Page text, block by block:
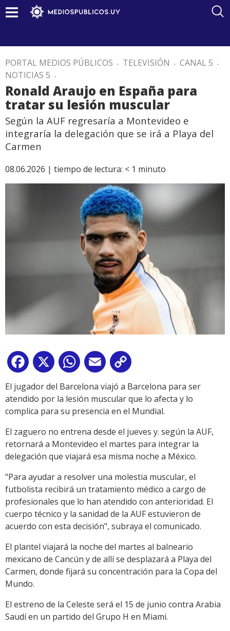
PORTAL MEDIOS PÚBLICOS . TELEVISIÓN . CANAL 5 .
NOTICIAS 5 .
Ronald Araujo en España para
tratar su lesión muscular
Según la AUF regresaría a Montevideo e
integraría la delegación que se irá a Playa del
Carmen
08.06.2026 | tiempo de lectura: < 1 minuto
Facebook
X WhatsApp
Email
Link
El jugador del Barcelona viajó a Barcelona para ser
atendido por la lesión muscular que lo afecta y lo
complica para su presencia en el Mundial.
El zaguero no entrena desde el jueves y. según la AUF,
retornará a Montevideo el martes para integrar la
delegación que viajará esa misma noche a México.
"Para ayudar a resolver una molestia muscular, el
futbolista recibirá un tratamiento médico a cargo de
profesionales que lo han atendido con anterioridad. El
cuerpo técnico y la sanidad de la AUF estuvieron de
acuerdo con esta decisión", subraya el comunicado.
El plantel viajará la noche del martes al balneario
mexicano de Cancún y de allí se desplazará a Playa del
Carmen, donde fijará su concentración para la Copa del
Mundo.
El estreno de la Celeste será el 15 de junio contra Arabia
Saudí en un partido del Grupo H en Miami.